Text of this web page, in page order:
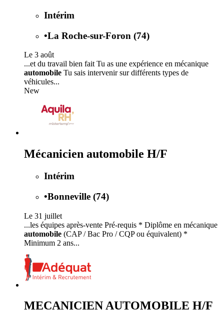
Intérim
•La Roche-sur-Foron (74)
Le 3 août
...et du travail bien fait Tu as une expérience en mécanique
automobile Tu sais intervenir sur différents types de
véhicules...
New
Mécanicien automobile H/F
Intérim
•Bonneville (74)
Le 31 juillet
...les équipes après-vente Pré-requis * Diplôme en mécanique
automobile (CAP / Bac Pro / CQP ou équivalent) *
Minimum 2 ans...
MECANICIEN AUTOMOBILE H/F